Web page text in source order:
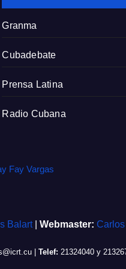
Granma
Cubadebate
Prensa Latina
Radio Cubana
Fay Vargas
Balart Webmaster: Carlos
Telef: 21324040 y